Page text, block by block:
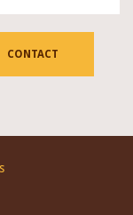
CONTACT